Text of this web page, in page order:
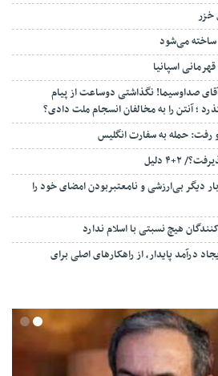
خزر
اسپانیا
صداوسیما! نگذاشتی دوساعت از پیام
؛ آنتن را به مخالفان انسجام ملت دادی؟
رفت: حمله به سفارت انگلیس
دیگر بی‌ارزشی و نامعتبربودن امضای خود را
هیچ نسبتی با اسلام ندارد
درآمد پایدار، از راهکارهای اصلی برای